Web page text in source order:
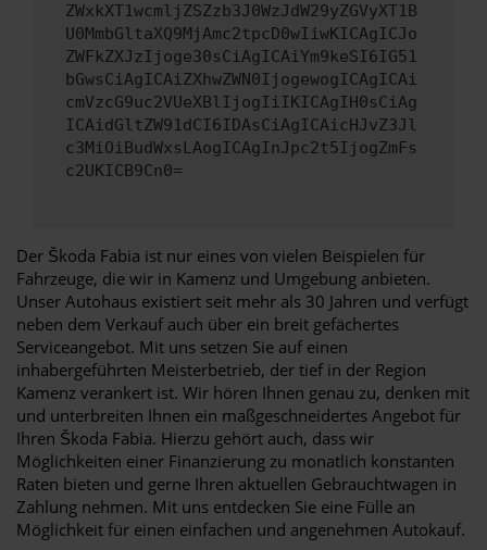
ZWxkXT1wcmljZSZzb3J0WzJdW29yZGVyXT1B
U0MmbGltaXQ9MjAmc2tpcD0wIiwKICAgICJo
ZWFkZXJzIjoge30sCiAgICAiYm9keSI6IG51
bGwsCiAgICAiZXhwZWN0IjogewogICAgICAi
cmVzcG9uc2VUeXBlIjogIiIKICAgIH0sCiAg
ICAidGltZW91dCI6IDAsCiAgICAicHJvZ3Jl
c3MiOiBudWxsLAogICAgInJpc2t5IjogZmFs
c2UKICB9Cn0=
Der Škoda Fabia ist nur eines von vielen Beispielen für
Fahrzeuge, die wir in Kamenz und Umgebung anbieten.
Unser Autohaus existiert seit mehr als 30 Jahren und verfügt
neben dem Verkauf auch über ein breit gefächertes
Serviceangebot. Mit uns setzen Sie auf einen
inhabergeführten Meisterbetrieb, der tief in der Region
Kamenz verankert ist. Wir hören Ihnen genau zu, denken mit
und unterbreiten Ihnen ein maßgeschneidertes Angebot für
Ihren Škoda Fabia. Hierzu gehört auch, dass wir
Möglichkeiten einer Finanzierung zu monatlich konstanten
Raten bieten und gerne Ihren aktuellen Gebrauchtwagen in
Zahlung nehmen. Mit uns entdecken Sie eine Fülle an
Möglichkeit für einen einfachen und angenehmen Autokauf.